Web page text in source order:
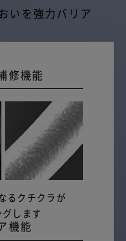
いを強力バリア
修機能
るクチクラが
します
機能